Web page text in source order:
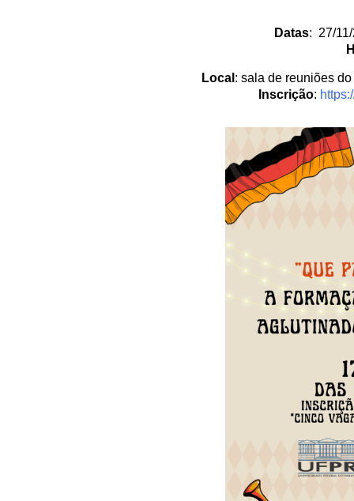
Datas: 27/
Local : sala de reuniões
Inscrição: